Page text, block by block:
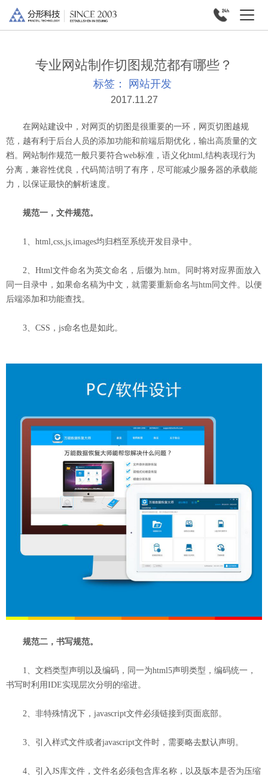
专业网站制作切图规范都有哪些？
标签： 网站开发
2017.11.27
在网站建设中，对网页的切图是很重要的一环，网页切图越规
范，越有利于后台人员的添加功能和前端后期优化，输出高质量的文
档。网站制作规范一般只要符合web标准，语义化html,结构表现行为
分离，兼容性优良，代码简洁明了有序，尽可能减少服务器的承载能
力，以保证最快的解析速度。
规范一，文件规范。
1、html,css,js,images均归档至系统开发目录中。
2、Html文件命名为英文命名，后缀为.htm。同时将对应界面放入
同一目录中，如果命名稿为中文，就需要重新命名与htm同文件。以便
后端添加和功能查找。
3、CSS，js命名也是如此。
规范二，书写规范。
1、文档类型声明以及编码，同一为html5声明类型，编码统一，
书写时利用IDE实现层次分明的缩进。
2、非特殊情况下，javascript文件必须链接到页面底部。
3、引入样式文件或者javascript文件时，需要略去默认声明。
4、引入JS库文件，文件名必须包含库名称，以及版本是否为压缩